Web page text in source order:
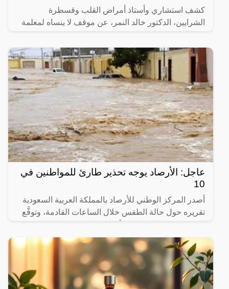
كشف استشاري وأستاذ أمراض القلب وقسطرة
الشرايين، الدكتور خالد النمر، عن موقف لا ينساه لمعلمة
الإنعاش.
عاجل: الأرصاد يوجه تحذير طارئ للمواطنين في
10
أصدر المركز الوطني للأرصاد بالمملكة العربية السعودية
تقريره حول حالة الطقس خلال الساعات القادمة، وتوقَّع
غزيرة